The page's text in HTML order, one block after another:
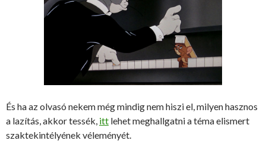
És ha az olvasó nekem még mindig nem hiszi el, milyen hasznos
a lazítás, akkor tessék, itt lehet meghallgatni a téma elismert
szaktekintélyének véleményét.